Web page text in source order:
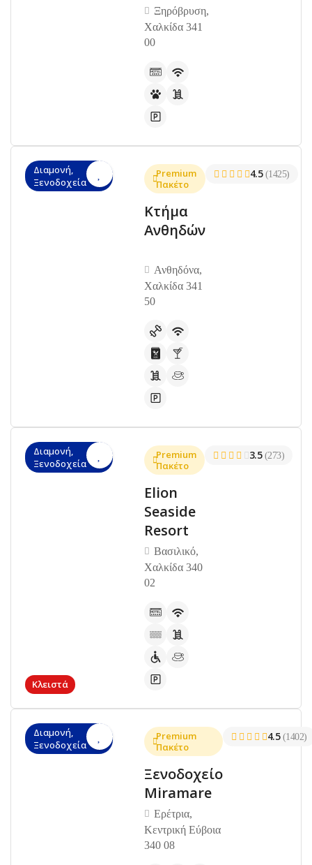
Ξηρόβρυση,
Χαλκίδα 341
00
Διαμονή,
Ξενοδοχεία
Premium
Πακέτο
Κτήμα
Ανθηδών
Ανθηδόνα,
Χαλκίδα 341
50
4.5 (1425)
Κλειστά
Διαμονή,
Ξενοδοχεία
Premium
Πακέτο
Elion
Seaside
Resort
Βασιλικό,
Χαλκίδα 340
02
3.5 (273)
Διαμονή,
Ξενοδοχεία
Premium
Πακέτο
Ξενοδοχείο
Miramare
Ερέτρια,
Κεντρική Εύβοια
340 08
4.5 (1402)